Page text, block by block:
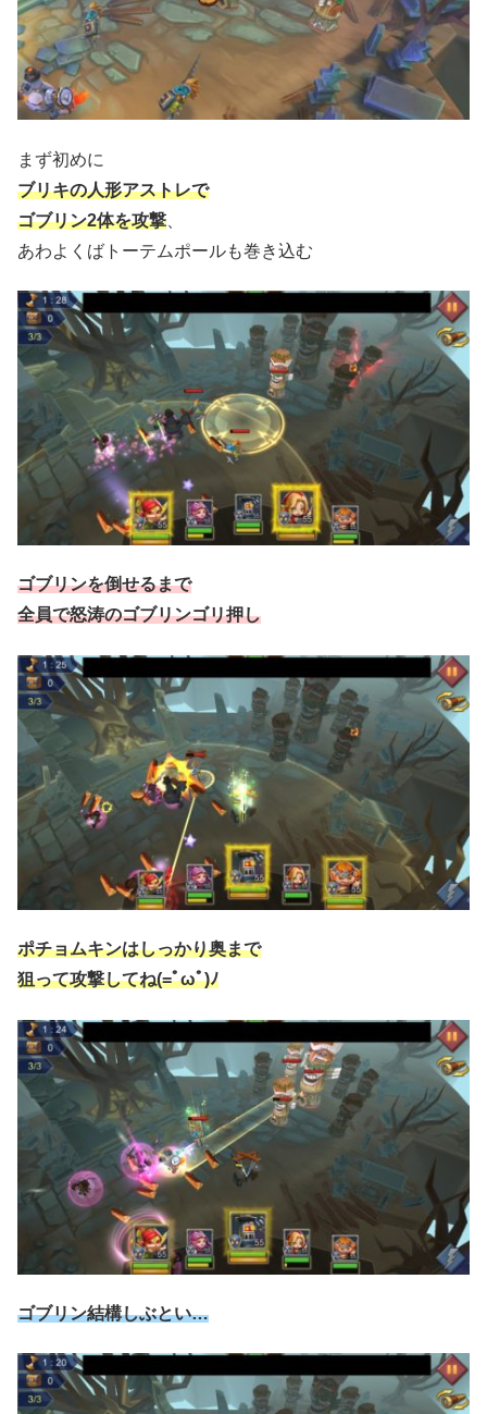
まず初めに
ブリキの人形アストレで
ゴブリン2体を攻撃
あわよくばトーテムポールも巻き込む
ゴブリンを倒せるまで
全員で怒涛のゴブリンゴリ押し
ポチョムキンはしっかり奥まで
狙って攻撃してね(=ﾟωﾟ)ﾉ
ゴブリン結構しぶとい…